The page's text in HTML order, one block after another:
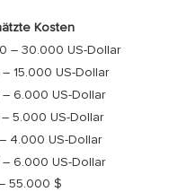
Kosten
– 30.000 US-Dollar
15.000 US-Dollar
6.000 US-Dollar
5.000 US-Dollar
4.000 US-Dollar
6.000 US-Dollar
55.000 $